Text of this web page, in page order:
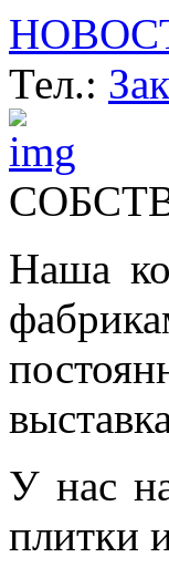
Тел.:
Наша
У нас
плитки